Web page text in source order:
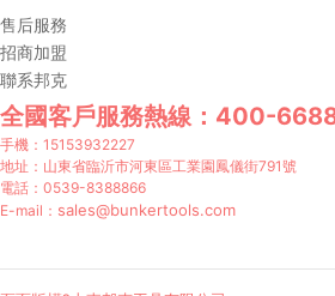
售后服務
招商加盟
聯系邦克
全國客戶服務熱線： 400-
手機： 15153932227
地址：山東省臨沂市河東區工業園鳳儀街791號
電話： 0539-8388866
E-mail： sales@bunkertools.com